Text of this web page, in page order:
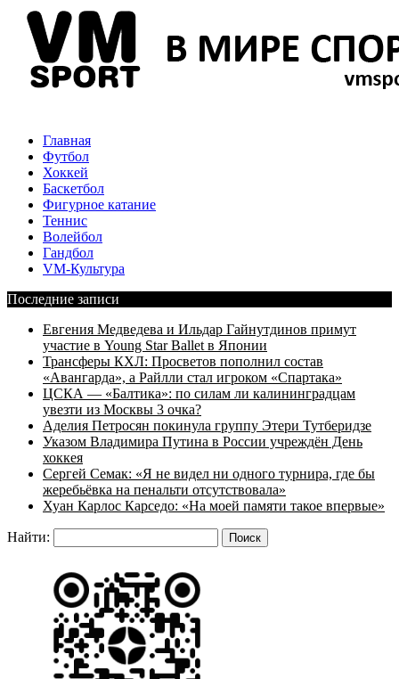
Главная
Футбол
Хоккей
Баскетбол
Фигурное катание
Теннис
Волейбол
Гандбол
VM-Культура
Последние записи
Евгения Медведева и Ильдар Гайнутдинов примут
участие в Young Star Ballet в Японии
Трансферы КХЛ: Просветов пополнил состав
«Авангарда», а Райлли стал игроком «Спартака»
ЦСКА — «Балтика»: по силам ли калининградцам
увезти из Москвы 3 очка?
Аделия Петросян покинула группу Этери Тутберидзе
Указом Владимира Путина в России учреждён День
хоккея
Сергей Семак: «Я не видел ни одного турнира, где бы
жеребьёвка на пенальти отсутствовала»
Хуан Карлос Карседо: «На моей памяти такое впервые»
Найти: